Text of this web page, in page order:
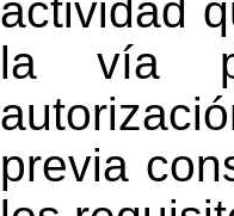
actividad
la vía
previa